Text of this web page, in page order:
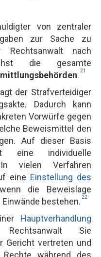
von zentraler
zur Sache zu
Rechtsanwalt nach
die gesamte
. 21
der Strafverteidiger
Dadurch kann
Vorwürfe gegen
Beweismittel den
Auf dieser Basis
eine individuelle
vielen Verfahren
eine Einstellung des
die Beweislage
bestehen. 22
Hauptverhandlung
Sie
Gericht vertreten und
während des